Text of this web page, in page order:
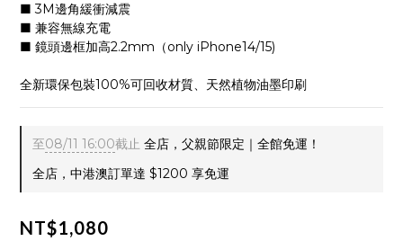
■ 3M邊角緩衝減震
■ 兼容無線充電
■ 鏡頭邊框加高2.2mm（only iPhone14/15)
全新環保包裝100%可回收材質、天然植物油墨印刷
至08/11 16:00截止 全店，父親節限定｜全館免運！
全店，中港澳訂單達 $1200 享免運
NT$1,080